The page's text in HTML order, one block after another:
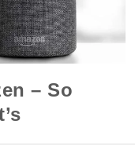
– So